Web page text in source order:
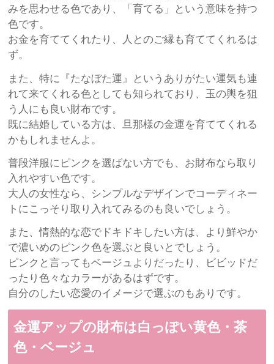
みを思わせる色であり、「育てる」という意味を持つ
色です。
お金を育ててくれたり、人とのご縁も育ててくれるは
ず。
また、特に『たなぼた運』というありがたい運気も連
れて来てくれる色としても知られており、玉の輿を狙
う人にも良い財布です。
既に結婚している方は、旦那様の金運を育ててくれる
かもしれませんよ。
普段洋服にピンクを選ばない方でも、お財布なら取り
入れやすい色です。
大人の女性なら、シンプルなデザインでコーディネー
トにこっそり取り入れてみるのも良いでしょう。
また、情熱的な恋でドキドキしたい方は、より鮮やか
で濃いめのピンク色を選ぶと良いとでしょう。
ピンクと言ってもベージュよりだったり、ビビッドだ
ったり色々なカラーがあるはずです。
自分のしたい恋愛のイメージで選ぶのもありです。
金運アップの財布は白っぽい黄色・茶
色・ベージュ